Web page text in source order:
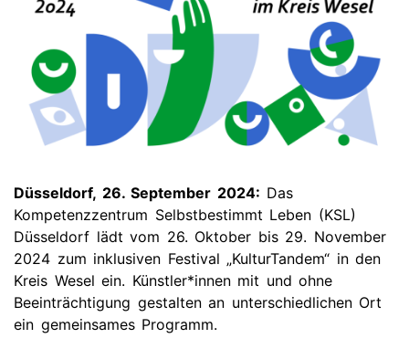
Düsseldorf, 26. September 2024: Das
Kompetenzzentrum Selbstbestimmt Leben (KSL)
Düsseldorf lädt vom 26. Oktober bis 29. November
2024 zum inklusiven Festival „KulturTandem“ in den
Kreis Wesel ein. Künstler*innen mit und ohne
Beeinträchtigung gestalten an unterschiedlichen Ort
ein gemeinsames Programm.